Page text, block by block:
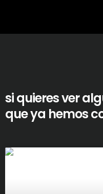
si quieres ver
que ya hemos